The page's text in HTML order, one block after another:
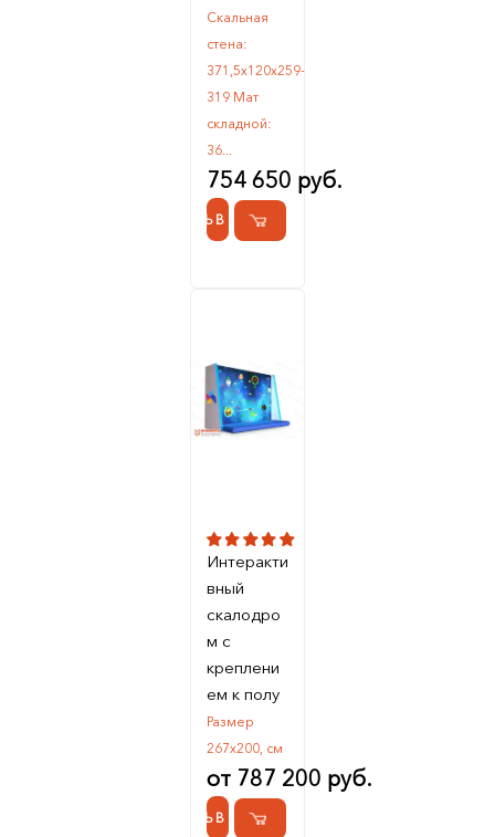
Скальная
стена:
371,5х120х259-
319 Мат
складной:
36...
754 650 руб.
КУПИТЬ В 1 КЛИК
Интеракти
вный
скалодро
м с
креплени
ем к полу
Размер
267х200, см
от 787 200 руб.
КУПИТЬ В 1 КЛИК